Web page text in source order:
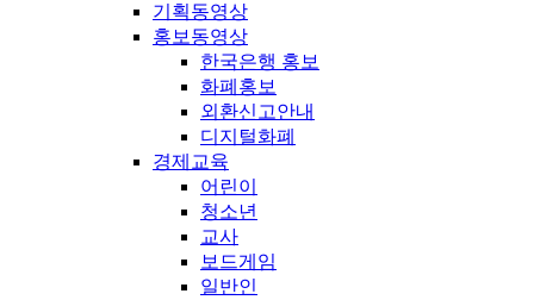
기획동영상
홍보동영상
한국은행 홍보
화폐홍보
외환신고안내
디지털화폐
경제교육
어린이
청소년
교사
보드게임
일반인